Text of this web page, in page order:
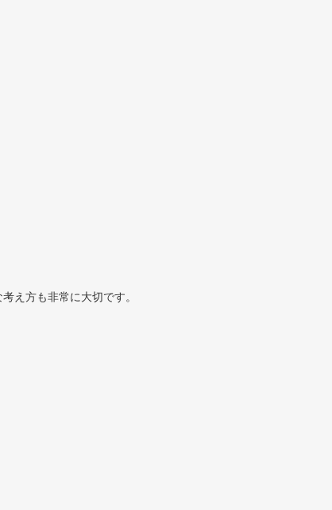
え方も非常に大切です。